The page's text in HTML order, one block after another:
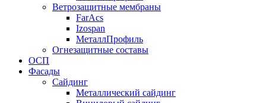
Ветрозащитные мембраны
FarAcs
Izospan
МеталлПрофиль
Огнезащитные составы
ОСП
Фасады
Сайдинг
Металлический сайдинг